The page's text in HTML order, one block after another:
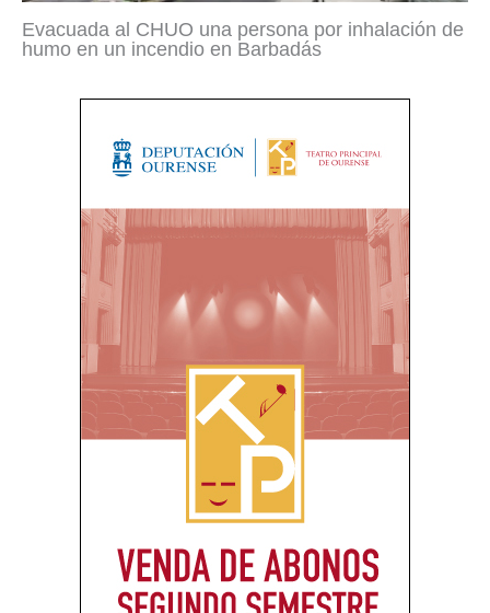
Evacuada al CHUO una persona por inhalación de
humo en un incendio en Barbadás